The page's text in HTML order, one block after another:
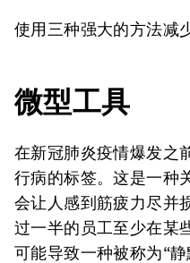
使用三种强大的方法减
微型工具
在新冠肺炎疫情爆发之
行病的标签。这是一种
会让人感到筋疲力尽并
过一半的员工至少在
可能导致一种被称为“